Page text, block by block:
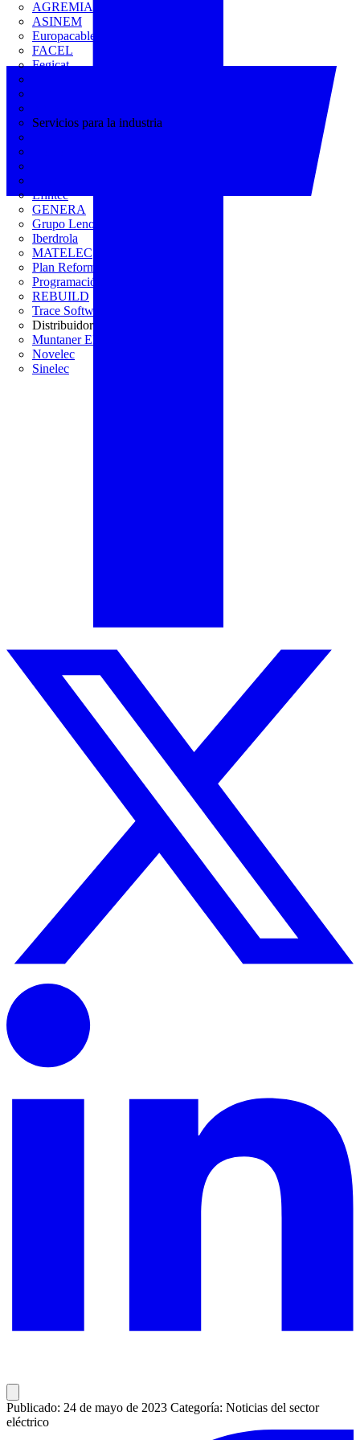
AGREMIA
ASINEM
Europacable
FACEL
Fegicat
Servicios para la industria
Efintec
GENERA
Grupo Lenor
Iberdrola
MATELEC
Plan Reforma
Programación Integral
REBUILD
Trace Software
Distribuidor
Muntaner Electro
Novelec
Sinelec
Publicado: 24 de mayo de 2023 Categoría: Noticias del sector
eléctrico